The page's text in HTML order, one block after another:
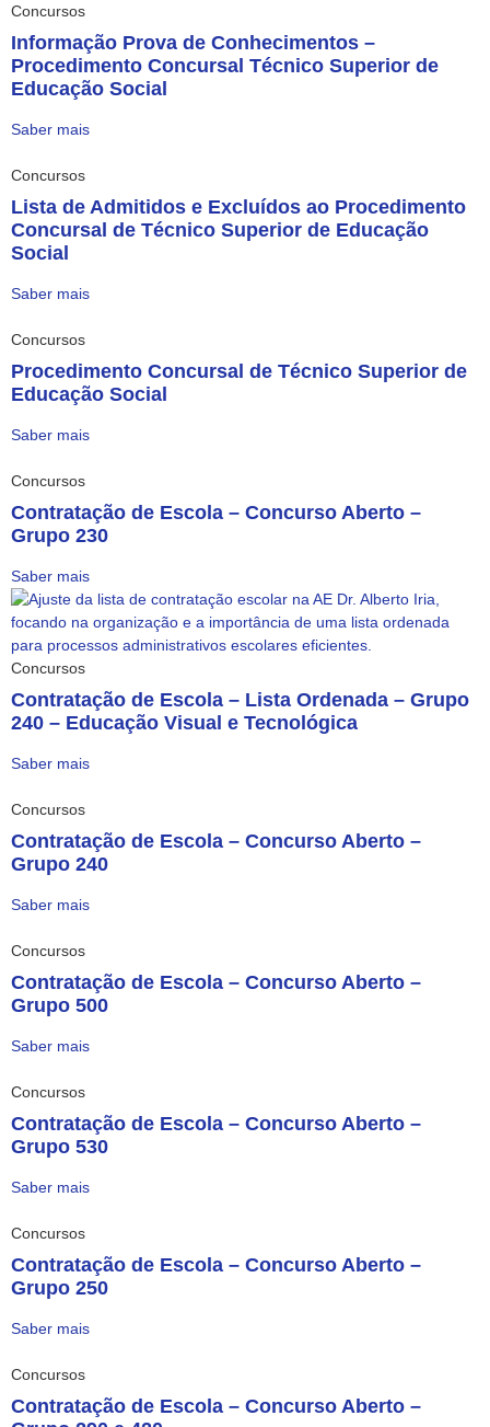
Concursos
Informação Prova de Conhecimentos –
Procedimento Concursal Técnico Superior de
Educação Social
Saber mais
Concursos
Lista de Admitidos e Excluídos ao Procedimento
Concursal de Técnico Superior de Educação
Social
Saber mais
Concursos
Procedimento Concursal de Técnico Superior de
Educação Social
Saber mais
Concursos
Contratação de Escola – Concurso Aberto –
Grupo 230
Saber mais
Concursos
Contratação de Escola – Lista Ordenada – Grupo
240 – Educação Visual e Tecnológica
Saber mais
Concursos
Contratação de Escola – Concurso Aberto –
Grupo 240
Saber mais
Concursos
Contratação de Escola – Concurso Aberto –
Grupo 500
Saber mais
Concursos
Contratação de Escola – Concurso Aberto –
Grupo 530
Saber mais
Concursos
Contratação de Escola – Concurso Aberto –
Grupo 250
Saber mais
Concursos
Contratação de Escola – Concurso Aberto –